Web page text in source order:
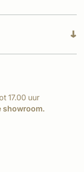
17.00 uur
showroom.